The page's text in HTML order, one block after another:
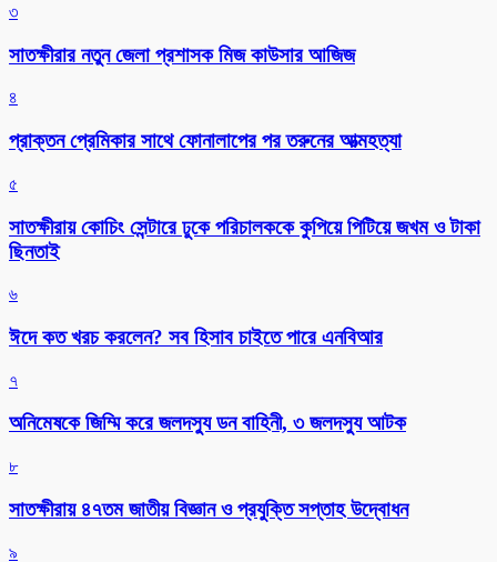
৩
সাতক্ষীরার নতুন জেলা প্রশাসক মিজ কাউসার আজিজ
৪
প্রাক্তন প্রেমিকার সাথে ফোনালাপের পর তরুনের আত্মহত্যা
৫
সাতক্ষীরায় কোচিং সেন্টারে ঢুকে পরিচালককে কুপিয়ে পিটিয়ে জখম ও টাকা
ছিনতাই
৬
ঈদে কত খরচ করলেন? সব হিসাব চাইতে পারে এনবিআর
৭
অনিমেষকে জিম্মি করে জলদস্যু ডন বাহিনী, ৩ জলদস্যু আটক
৮
সাতক্ষীরায় ৪৭তম জাতীয় বিজ্ঞান ও প্রযুক্তি সপ্তাহ উদ্বোধন
৯